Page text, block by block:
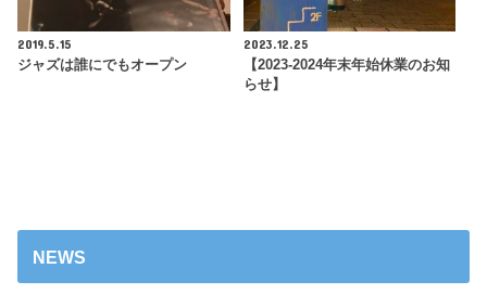
2019.5.15
ジャズは誰にでもオープン
2023.12.25
【2023-2024年末年始休業のお知
らせ】
NEWS